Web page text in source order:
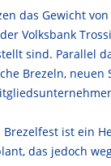
das Gewicht
Volksbank
sind. Parallel
Brezeln,
ist ein
das jedoch